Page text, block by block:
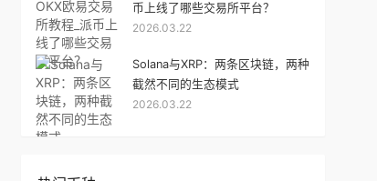
币上线了哪些交易所平台？
2026.03.22
Solana与XRP：两条区块链，两种
截然不同的生态模式
2026.03.22